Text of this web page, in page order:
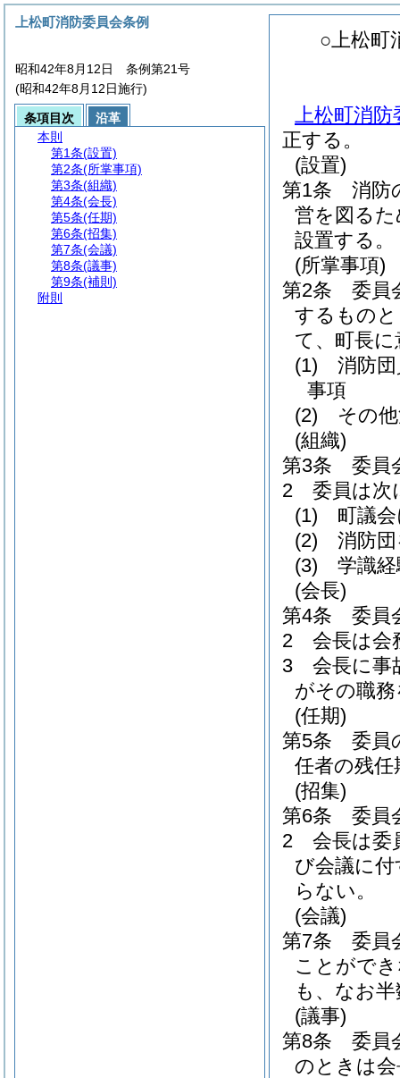
○上松町
上松町消防
正する。
(設置)
第1条
消防
営を図る
設置する。
(所掌事項)
第2条
委員
するもの
て、町長
(1)
消防
事項
(2)
その
(組織)
第3条
委員
2
委員は次
(1)
町議
(2)
消防
(3)
学識
(会長)
第4条
委員
2
会長は会
3
会長に事
がその職
(任期)
第5条
委員
任者の残
(招集)
第6条
委員
2
会長は委
び会議に
らない。
(会議)
第7条
委員
ことがで
も、なお
(議事)
第8条
委員
のときは
上松町消防委員会条例
昭和42年8月12日 条例第21号
(昭和42年8月12日施行)
条項目次
沿革
本則
第1条(設置)
第2条(所掌事項)
第3条(組織)
第4条(会長)
第5条(任期)
第6条(招集)
第7条(会議)
第8条(議事)
第9条(補則)
附則